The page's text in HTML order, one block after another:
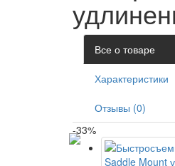
Все о товаре
Характеристики
Отзывы (0)
-33%